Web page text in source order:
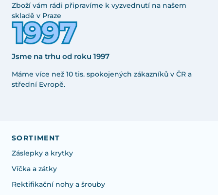
Zboží vám rádi připravíme k vyzvednutí na našem
skladě v Praze
Jsme na trhu od roku 1997
Máme více než 10 tis. spokojených zákazníků v ČR a
střední Evropě.
SORTIMENT
Záslepky a krytky
Víčka a zátky
Rektifikační nohy a šrouby